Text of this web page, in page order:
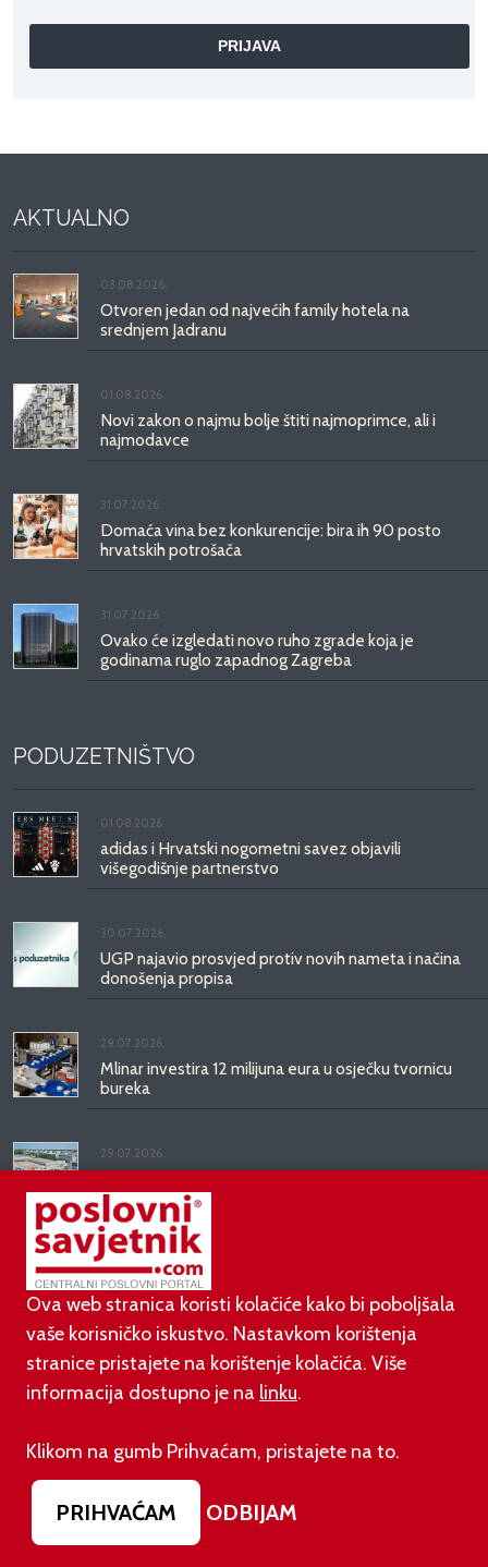
AKTUALNO
03.08.2026.
Otvoren jedan od najvećih family hotela na
srednjem Jadranu
01.08.2026.
Novi zakon o najmu bolje štiti najmoprimce, ali i
najmodavce
31.07.2026.
Domaća vina bez konkurencije: bira ih 90 posto
hrvatskih potrošača
31.07.2026.
Ovako će izgledati novo ruho zgrade koja je
godinama ruglo zapadnog Zagreba
PODUZETNIŠTVO
01.08.2026.
adidas i Hrvatski nogometni savez objavili
višegodišnje partnerstvo
30.07.2026.
UGP najavio prosvjed protiv novih nameta i načina
donošenja propisa
29.07.2026.
Mlinar investira 12 milijuna eura u osječku tvornicu
bureka
29.07.2026.
nastavlja strateška ulaganja
FINANCIJE
06.08.2026.
Poslovni rezultati OTP Grupe za prvo polugodište
2026. godine
Prihodi i EBITDA BOSQAR INVESTA porasli 40
posto u prvoj polovici godine
Ova web stranica koristi kolačiće kako bi poboljšala
vaše korisničko iskustvo. Nastavkom korištenja
stranice pristajete na korištenje kolačića. Više
informacija dostupno je na linku.
Klikom na gumb Prihvaćam, pristajete na to.
PRIHVAĆAM ODBIJAM